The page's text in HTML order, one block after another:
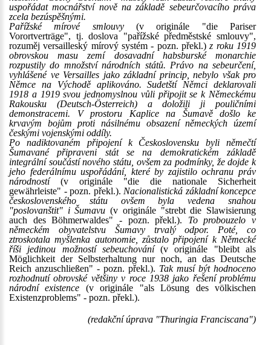
uspořádat mocnářství nově na základě sebeurčovacího práva
zcela bezúspěšnými.
Pařížské mírové smlouvy(v originále "die Pariser
Vorortverträge", tj. doslova "pařížské předměstské smlouvy",
rozuměj versailleský mírový systém - pozn. překl.)z roku 1919
obrovskou masu zemí dosavadní habsburské monarchie
rozpustily do množství národních států. Právo na sebeurčení,
vyhlášené ve Versailles jako základní princip, nebylo však pro
Němce na Východě aplikováno. Sudetští Němci deklarovali
1918 a 1919 svou jednomyslnou vůli připojit se k Německému
Rakousku (Deutsch-Österreich) a doložili ji pouličními
demonstracemi. V prostoru Kaplice na Šumavě došlo ke
krvavým bojům proti násilnému obsazení německých území
českými vojenskými oddíly.
Po nadiktovaném připojení k Československu byli němečtí
Šumavané připraveni stát se na demokratickém základě
integrální součástí nového státu, ovšem za podmínky, že dojde k
jeho federálnímu uspořádání, které by zajistilo ochranu práv
národností(v originále "die die nationale Sicherheit
gewährleiste" - pozn. překl.). Nacionalistická základní koncepce
československého státu ovšem byla vedena snahou
"poslovanštit" i Šumavu (v originále "strebt die Slawisierung
auch des Böhmerwaldes" - pozn. překl.). To probouzelo v
německém obyvatelstvu Šumavy trvalý odpor. Poté, co
ztroskotala myšlenka autonomie, zůstalo připojení k Německé
říši jedinou možností sebeuchování(v originále "bleibt als
Möglichkeit der Selbsterhaltung nur noch, an das Deutsche
Reich anzuschließen" - pozn. překl.). Tak musí být hodnoceno
rozhodnutí obrovské většiny v roce 1938 jako řešení problému
národní existence (v originále "als Lösung des völkischen
Existenzproblems" - pozn. překl.).
(redakční úprava "Thuringia Franciscana")